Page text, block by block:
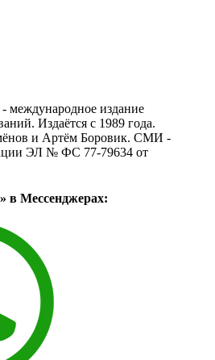
международное издание
Издаётся с 1989 года.
и Артём Боровик. CМИ -
ЭЛ № ФС 77-79634 от
в Мессенджерах: